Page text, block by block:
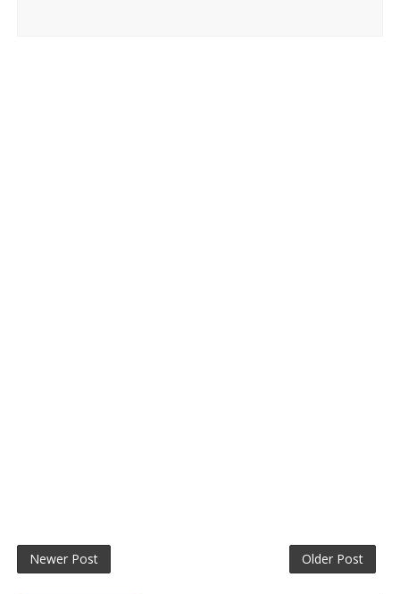
Newer Post Older Post